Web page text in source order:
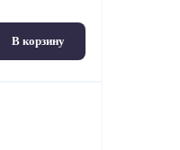
В корзину